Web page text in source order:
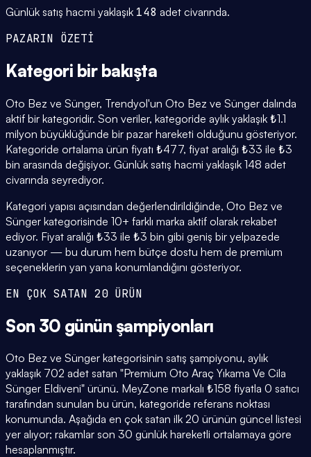
Günlük satış hacmi yaklaşık 148 adet civarında.
PAZARIN ÖZETİ
Kategori bir bakışta
Oto Bez ve Sünger, Trendyol'un Oto Bez ve Sünger dalında
aktif bir kategoridir. Son veriler, kategoride aylık yaklaşık ₺1.1
milyon büyüklüğünde bir pazar hareketi olduğunu gösteriyor.
Kategoride ortalama ürün fiyatı ₺477, fiyat aralığı ₺33 ile ₺3
bin arasında değişiyor. Günlük satış hacmi yaklaşık 148 adet
civarında seyrediyor.
Kategori yapısı açısından değerlendirildiğinde, Oto Bez ve
Sünger kategorisinde 10+ farklı marka aktif olarak rekabet
ediyor. Fiyat aralığı ₺33 ile ₺3 bin gibi geniş bir yelpazede
uzanıyor — bu durum hem bütçe dostu hem de premium
seçeneklerin yan yana konumlandığını gösteriyor.
EN ÇOK SATAN 20 ÜRÜN
Son 30 günün şampiyonları
Oto Bez ve Sünger kategorisinin satış şampiyonu, aylık
yaklaşık 702 adet satan "Premium Oto Araç Yıkama Ve Cila
Sünger Eldiveni" ürünü. MeyZone markalı ₺158 fiyatla 0 satıcı
tarafından sunulan bu ürün, kategoride referans noktası
konumunda. Aşağıda en çok satan ilk 20 ürünün güncel listesi
yer alıyor; rakamlar son 30 günlük hareketli ortalamaya göre
hesaplanmıştır.